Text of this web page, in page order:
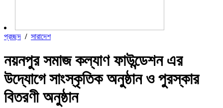
প্রচ্ছদ / সারাদেশ
নয়নপুর সমাজ কল্যাণ ফাউন্ডেশন এর
উদ্যোগে সাংস্কৃতিক অনুষ্ঠান ও পুরস্কার
বিতরণী অনুষ্ঠান